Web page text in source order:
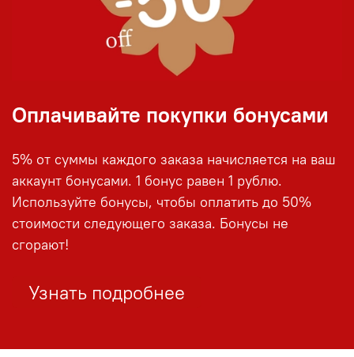
Оплачивайте покупки бонусами
5% от суммы каждого заказа начисляется на ваш
аккаунт бонусами. 1 бонус равен 1 рублю.
Используйте бонусы, чтобы оплатить до 50%
стоимости следующего заказа. Бонусы не
сгорают!
Узнать подробнее